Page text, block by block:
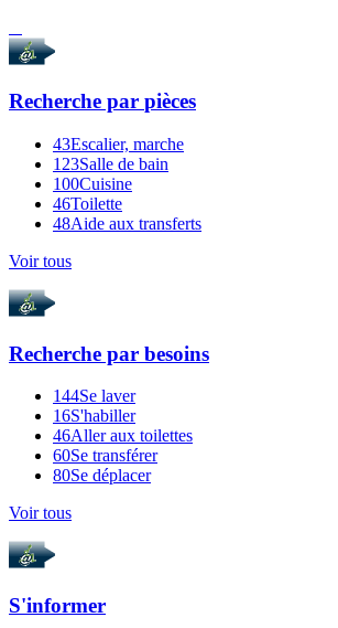
Recherche par pièces
43Escalier, marche
123Salle de bain
100Cuisine
46Toilette
48Aide aux transferts
Voir tous
Recherche par besoins
144Se laver
16S'habiller
46Aller aux toilettes
60Se transférer
80Se déplacer
Voir tous
S'informer